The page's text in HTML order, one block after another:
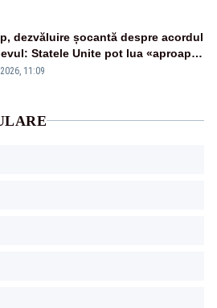
dezvăluire șocantă despre acordul
Statele Unite pot lua «aproape
vor» din minele Ucrainei”
11:09